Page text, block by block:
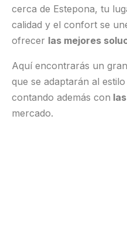
cerca de Estepona, tu
calidad y el confort se
ofrecer las mejores
Aquí encontrarás un
que se adaptarán al
contando además con
mercado.